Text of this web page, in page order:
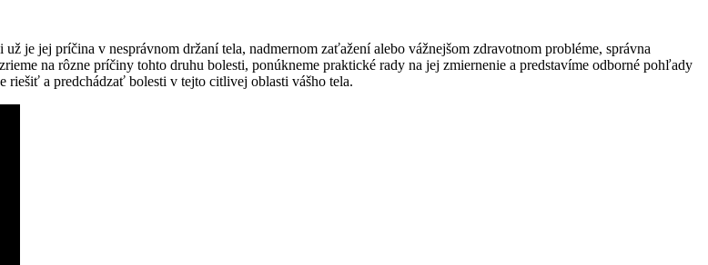
je ‍jej príčina v nesprávnom‌ držaní tela, ‌nadmernom zaťažení alebo vážnejšom⁣ zdravotnom probléme, správna
na⁤ rôzne príčiny tohto⁣ druhu bolesti, ⁢ponúkneme praktické rady⁢ na jej zmiernenie a predstavíme odborné pohľady
a predchádzať bolesti v ‍tejto citlivej oblasti vášho tela.